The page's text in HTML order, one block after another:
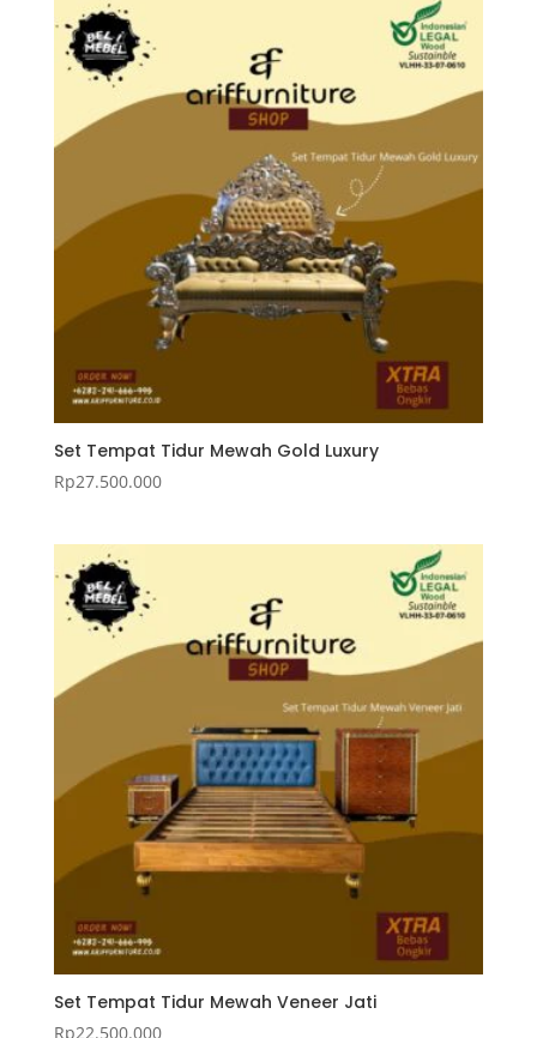
Set Tempat Tidur Mewah Gold Luxury
Rp27.500.000
Set Tempat Tidur Mewah Veneer Jati
Rp22.500.000